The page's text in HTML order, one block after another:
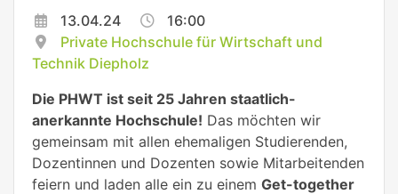
13.04.24
16:00
Private Hochschule für Wirtschaft und
Technik Diepholz
Die PHWT ist seit 25 Jahren staatlich-
anerkannte Hochschule! Das möchten wir
gemeinsam mit allen ehemaligen Studierenden,
Dozentinnen und Dozenten sowie Mitarbeitenden
feiern und laden alle ein zu einem Get-together